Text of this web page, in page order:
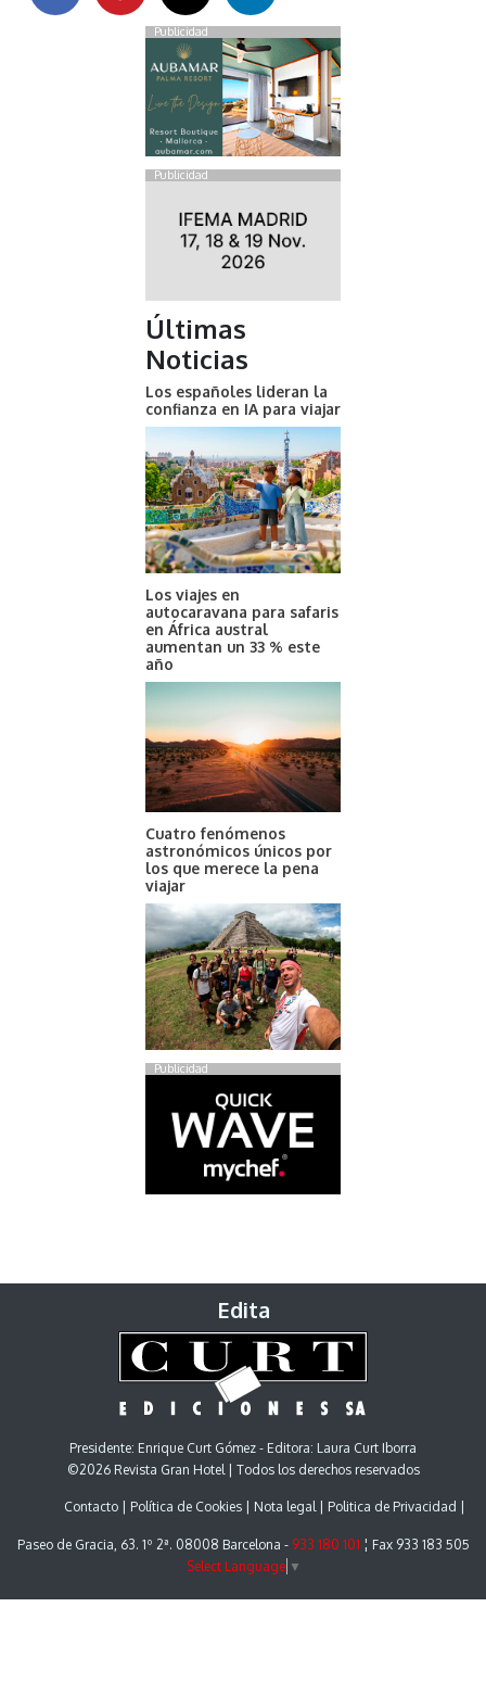
Publicidad
Publicidad
Últimas
Noticias
Los españoles lideran la
confianza en IA para viajar
Los viajes en
autocaravana para safaris
en África austral
aumentan un 33 % este
año
Cuatro fenómenos
astronómicos únicos por
los que merece la pena
viajar
Publicidad
Edita
Presidente: Enrique Curt Gómez - Editora: Laura Curt Iborra
©2026 Revista Gran Hotel | Todos los derechos reservados
Contacto Política de Cookies Nota legal Politica de Privacidad
Paseo de Gracia, 63. 1º 2ª. 08008 Barcelona - 933 180 101 ¦ Fax 933 183 505
Select Language ▼